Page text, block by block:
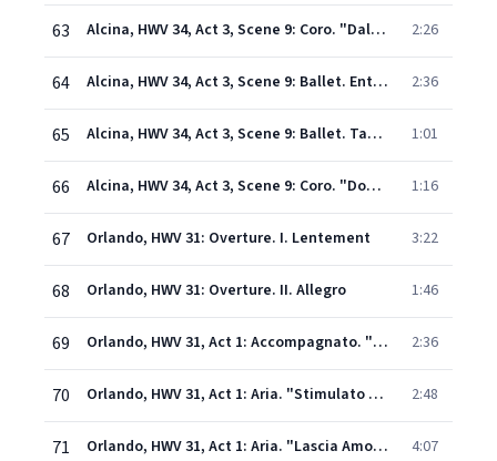
63 Alcina, HWV 34, Act 3, Scene 9: Coro. "Dall'orror di notte cieca" (Chorus) 2:26
64 Alcina, HWV 34, Act 3, Scene 9: Ballet. Entrée 2:36
65 Alcina, HWV 34, Act 3, Scene 9: Ballet. Tamburino 1:01
66 Alcina, HWV 34, Act 3, Scene 9: Coro. "Dopo tante amare pene" (Chorus) 1:16
67 Orlando, HWV 31: Overture. I. Lentement 3:22
68 Orlando, HWV 31: Overture. II. Allegro 1:46
69 Orlando, HWV 31, Act 1: Accompagnato. "Gieroglifici eterni!" (Zoroastro) 2:36
70 Orlando, HWV 31, Act 1: Aria. "Stimulato dalla gloria" - Recitativo. "Purgalo ormai" (Zoroastro, Orlando) 2:48
71 Orlando, HWV 31, Act 1: Aria. "Lascia Amore" (Zoroastro) 4:07